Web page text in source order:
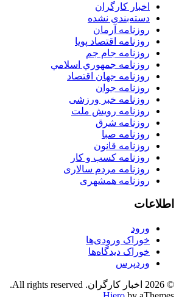
اخبار کارگران
دسته‌بندی نشده
روزنامه آرمان
روزنامه اقتصاد پویا
روزنامه جام جم
روزنامه جمهوري اسلامي
روزنامه جهان اقتصاد
روزنامه جوان
روزنامه خبر ورزشى
روزنامه رویش ملت
روزنامه شرق
روزنامه صبا
روزنامه قانون
روزنامه كسب و كار
روزنامه مردم سالاری
روزنامه همشهری
اطلاعات
ورود
خوراک ورودی‌ها
خوراک دیدگاه‌ها
وردپرس
© 2026 اخبار کارگران. All rights reserved.